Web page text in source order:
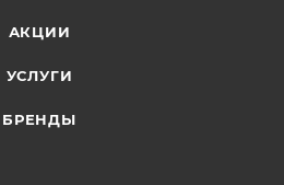
АКЦИИ
УСЛУГИ
БРЕНДЫ